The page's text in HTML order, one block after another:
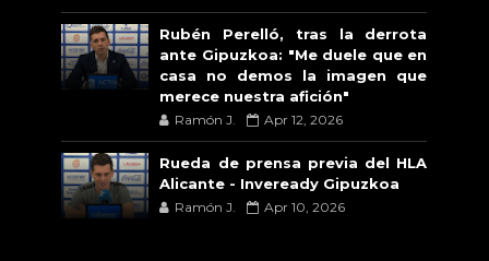
Rubén Perelló, tras la derrota
ante Gipuzkoa: "Me duele que en
casa no demos la imagen que
merece nuestra afición"
Ramón J. Apr 12, 2026
Rueda de prensa previa del HLA
Alicante - Inveready Gipuzkoa
Ramón J. Apr 10, 2026